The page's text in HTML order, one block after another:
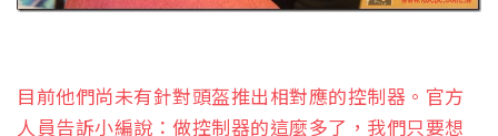
目前他們尚未有針對頭盔推出相對應的控制器。官方
人員告訴小編說：做控制器的這麼多了，我們只要想